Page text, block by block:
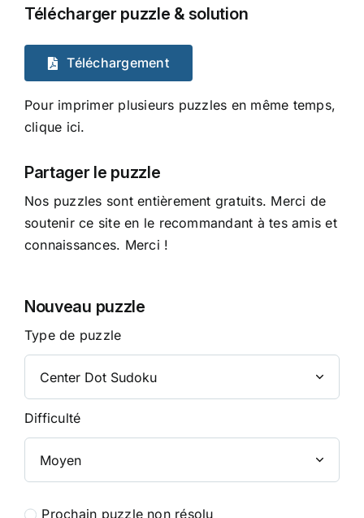
Télécharger puzzle & solution
Téléchargement
Pour imprimer plusieurs puzzles en même temps,
clique ici.
Partager le puzzle
Nos puzzles sont entièrement gratuits. Merci de
soutenir ce site en le recommandant à tes amis et
connaissances. Merci !
Nouveau puzzle
Type de puzzle
Difficulté
Prochain puzzle non résolu